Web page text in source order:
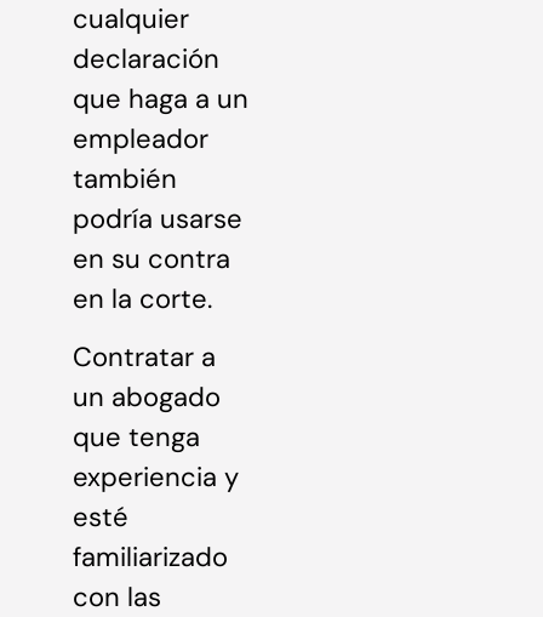
cualquier
declaración
que haga a un
empleador
también
podría usarse
en su contra
en la corte.
Contratar a
un abogado
que tenga
experiencia y
esté
familiarizado
con las